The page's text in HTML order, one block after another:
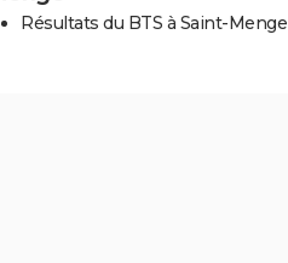
Résultats du BTS à Saint-Menge